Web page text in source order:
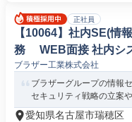
正社員
【10064】社内SE(情
務 WEB面接 社内シ
ブラザー工業株式会社
ブラザーグループの情報
セキュリティ戦略の立案
愛知県名古屋市瑞穂区